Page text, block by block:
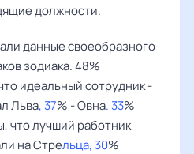
должности.
данные своеобразного
зодиака. 48%
идеальный сотрудник -
Льва, 37% - Овна. 33%
что лучший работник
на Стрельца, 30%